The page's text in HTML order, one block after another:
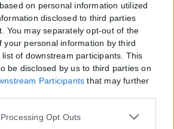
on personal information utilized
disclosed to third parties
You may separately opt-out of the
your personal information by third
list of downstream participants. This
be disclosed by us to third parties on
Participants that may further
website/app uses one or more Google
Opt Outs